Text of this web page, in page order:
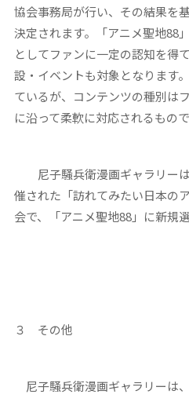
協会事務局が行い、その結果を
決定されます。「アニメ聖地88
としてファンに一定の認知を得
設・イベントも対象となります
ているが、コンテンツの種別は
に沿って柔軟に対応されるもので
尼子騒兵衛漫画ギャラリーは
催された「訪れてみたい日本の
会で、「アニメ聖地88」に新規
３ その他
尼子騒兵衛漫画ギャラリーは